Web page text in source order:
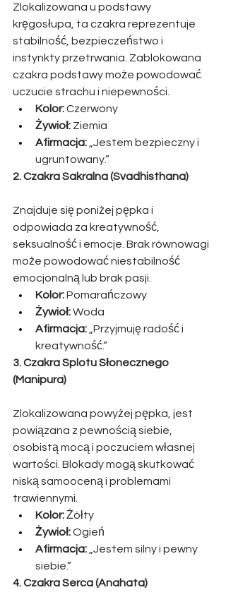
Zlokalizowana u podstawy
kręgosłupa, ta czakra reprezentuje
stabilność, bezpieczeństwo i
instynkty przetrwania. Zablokowana
czakra podstawy może powodować
uczucie strachu i niepewności.
Kolor: Czerwony
Żywioł: Ziemia
Afirmacja: „Jestem bezpieczny i
ugruntowany.”
2. Czakra Sakralna (Svadhisthana)
Znajduje się poniżej pępka i
odpowiada za kreatywność,
seksualność i emocje. Brak równowagi
może powodować niestabilność
emocjonalną lub brak pasji.
Kolor: Pomarańczowy
Żywioł: Woda
Afirmacja: „Przyjmuję radość i
kreatywność.”
3. Czakra Splotu Słonecznego
(Manipura)
Zlokalizowana powyżej pępka, jest
powiązana z pewnością siebie,
osobistą mocą i poczuciem własnej
wartości. Blokady mogą skutkować
niską samooceną i problemami
trawiennymi.
Kolor: Żółty
Żywioł: Ogień
Afirmacja: „Jestem silny i pewny
siebie.”
4. Czakra Serca (Anahata)